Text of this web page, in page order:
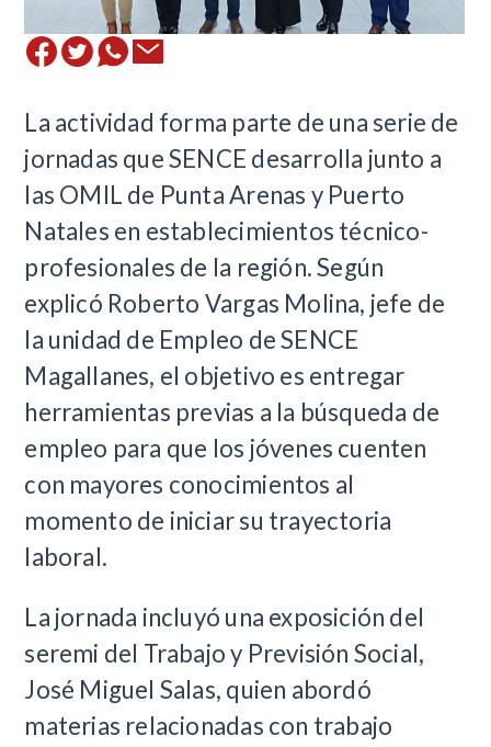
La actividad forma parte de una serie de
jornadas que SENCE desarrolla junto a
las OMIL de Punta Arenas y Puerto
Natales en establecimientos técnico-
profesionales de la región. Según
explicó Roberto Vargas Molina, jefe de
la unidad de Empleo de SENCE
Magallanes, el objetivo es entregar
herramientas previas a la búsqueda de
empleo para que los jóvenes cuenten
con mayores conocimientos al
momento de iniciar su trayectoria
laboral.
La jornada incluyó una exposición del
seremi del Trabajo y Previsión Social,
José Miguel Salas, quien abordó
materias relacionadas con trabajo